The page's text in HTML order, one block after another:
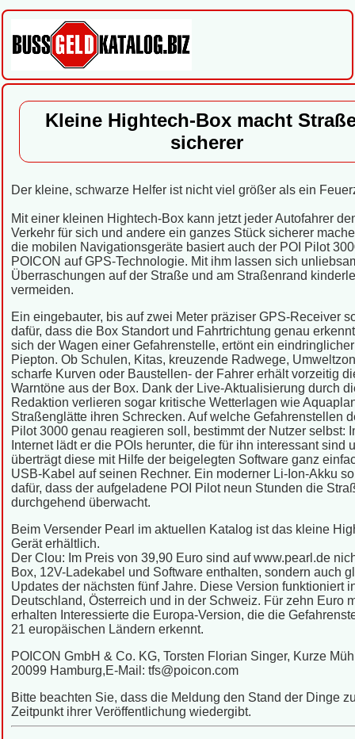
Kleine Hightech-Box macht
sicherer
Der kleine, schwarze Helfer ist nicht viel größer als ein
Mit einer kleinen Hightech-Box kann jetzt jeder Autofahrer
Verkehr für sich und andere ein ganzes Stück sicherer
die mobilen Navigationsgeräte basiert auch der POI Pilot
POICON auf GPS-Technologie. Mit ihm lassen sich
Überraschungen auf der Straße und am Straßenrand
vermeiden.
Ein eingebauter, bis auf zwei Meter präziser GPS-Receiver
dafür, dass die Box Standort und Fahrtrichtung genau
sich der Wagen einer Gefahrenstelle, ertönt ein eindringlicher
Piepton. Ob Schulen, Kitas, kreuzende Radwege,
scharfe Kurven oder Baustellen- der Fahrer erhält vorzeitig
Warntöne aus der Box. Dank der Live-Aktualisierung durch
Redaktion verlieren sogar kritische Wetterlagen wie
Straßenglätte ihren Schrecken. Auf welche Gefahrenstellen
Pilot 3000 genau reagieren soll, bestimmt der Nutzer selbst:
Internet lädt er die POIs herunter, die für ihn interessant sind
überträgt diese mit Hilfe der beigelegten Software ganz
USB-Kabel auf seinen Rechner. Ein moderner Li-Ion-Akku
dafür, dass der aufgeladene POI Pilot neun Stunden die
durchgehend überwacht.
Beim Versender Pearl im aktuellen Katalog ist das kleine
Gerät erhältlich.
Der Clou: Im Preis von 39,90 Euro sind auf www.pearl.de
Box, 12V-Ladekabel und Software enthalten, sondern auch
Updates der nächsten fünf Jahre. Diese Version funktioniert
Deutschland, Österreich und in der Schweiz. Für zehn Euro
erhalten Interessierte die Europa-Version, die die
21 europäischen Ländern erkennt.
POICON GmbH & Co. KG, Torsten Florian Singer, Kurze
20099 Hamburg,E-Mail: tfs@poicon.com
Bitte beachten Sie, dass die Meldung den Stand der Dinge
Zeitpunkt ihrer Veröffentlichung wiedergibt.